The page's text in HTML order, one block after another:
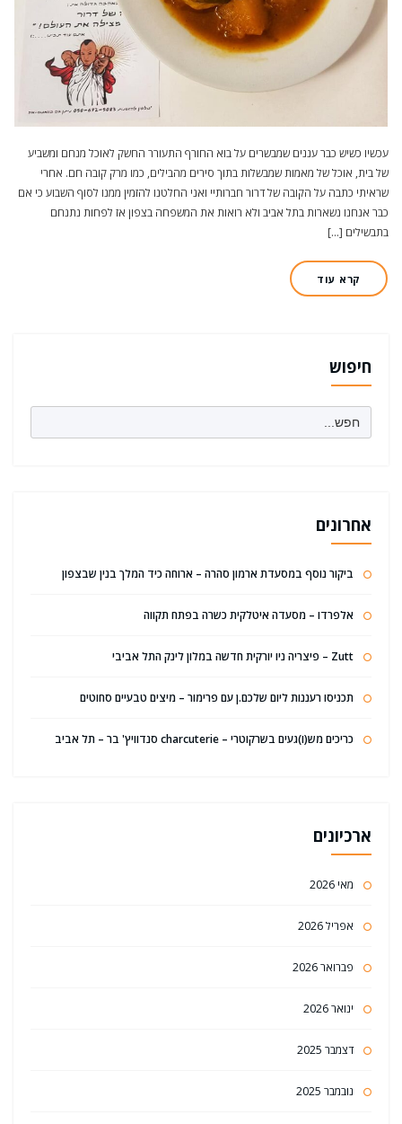
עכשיו כשיש כבר עננים שמבשרים על בוא החורף התעורר החשק לאוכל מנחם ומשביע
של בית, אוכל של מאמות שמבשלות בתוך סירים מהבילים, כמו מרק קובה חם. אחרי
שראיתי כתבה על הקובה של דרור חברותיי ואני החלטנו להזמין ממנו לסוף השבוע כי אם
כבר אנחנו נשארות בתל אביב ולא רואות את המשפחה בצפון אז לפחות נתנחם
בתבשילים […]
קרא עוד
חיפוש
Search
for:
אחרונים
ביקור נוסף במסעדת ארמון סהרה – ארוחה כיד המלך בנין שבצפון
אלפרדו – מסעדה איטלקית כשרה בפתח תקווה
Zutt – פיצריה ניו יורקית חדשה במלון לינק התל אביבי
תכניסו רעננות ליום שלכם.ן עם פרימור – מיצים טבעיים סחוטים
כריכים מש(ו)געים בשרקוטרי – charcuterie סנדוויץ' בר – תל אביב
ארכיונים
מאי 2026
אפריל 2026
פברואר 2026
ינואר 2026
דצמבר 2025
נובמבר 2025